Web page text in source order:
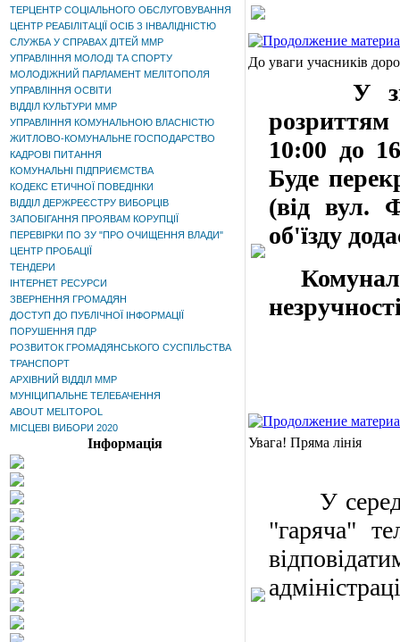
ТЕРЦЕНТР СОЦІАЛЬНОГО ОБСЛУГОВУВАННЯ
ЦЕНТР РЕАБІЛІТАЦІЇ ОСІБ З ІНВАЛІДНІСТЮ
СЛУЖБА У СПРАВАХ ДІТЕЙ ММР
УПРАВЛІННЯ МОЛОДІ ТА СПОРТУ
МОЛОДІЖНИЙ ПАРЛАМЕНТ МЕЛІТОПОЛЯ
УПРАВЛІННЯ ОСВІТИ
ВІДДІЛ КУЛЬТУРИ ММР
УПРАВЛІННЯ КОМУНАЛЬНОЮ ВЛАСНІСТЮ
ЖИТЛОВО-КОМУНАЛЬНЕ ГОСПОДАРСТВО
КАДРОВІ ПИТАННЯ
КОМУНАЛЬНІ ПІДПРИЄМСТВА
КОДЕКС ЕТИЧНОЇ ПОВЕДІНКИ
ВІДДІЛ ДЕРЖРЕЄСТРУ ВИБОРЦІВ
ЗАПОБІГАННЯ ПРОЯВАМ КОРУПЦІЇ
ПЕРЕВІРКИ ПО ЗУ "ПРО ОЧИЩЕННЯ ВЛАДИ"
ЦЕНТР ПРОБАЦІЇ
ТЕНДЕРИ
ІНТЕРНЕТ РЕСУРСИ
ЗВЕРНЕННЯ ГРОМАДЯН
ДОСТУП ДО ПУБЛІЧНОЇ ІНФОРМАЦІЇ
ПОРУШЕННЯ ПДР
РОЗВИТОК ГРОМАДЯНСЬКОГО СУСПІЛЬСТВА
ТРАНСПОРТ
АРХІВНИЙ ВІДДІЛ ММР
МУНІЦИПАЛЬНЕ ТЕЛЕБАЧЕННЯ
ABOUT MELITOPOL
МІСЦЕВІ ВИБОРИ 2020
Інформація
До уваги учасників
У
10:00 до
Буде
(від вул.
об'їзду
Увага! Пряма лінія
У
"гаряча"